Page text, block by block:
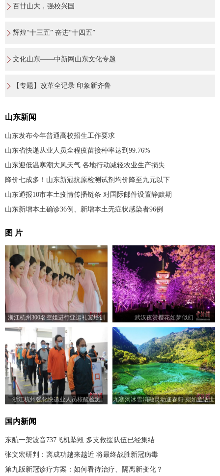
百廿山大，强校兴国
辉煌“十三五” 奋进“十四五”
文化山东——中新网山东文化专题
【专题】改革全记录 印象新齐鲁
山东新闻
山东发布今年普通高校招生工作要求
山东省快递从业人员全程疫苗接种率达到99.76%
山东迎低温寒潮大风天气 各地行动减轻农业生产损失
降价七成多！山东新冠抗原检测试剂均价降至九元以下
山东通报10市本土疫情传播链条 对国际邮件设置静默期
山东新增本土确诊36例、新增本土无症状感染者96例
图 片
浙江杭州300名空姐进行亚运礼宾培训 武汉夜赏樱花如梦似幻
浙江杭州强化快递业人员核酸检测
九寨沟冰雪消融灵动迎春归 宛如童话世
国内新闻
东航一架波音737飞机坠毁 多支救援队伍已经集结
张文宏研判：离成功越来越近 将最终战胜新冠病毒
第九版新冠诊疗方案：如何看待治疗、隔离新变化？